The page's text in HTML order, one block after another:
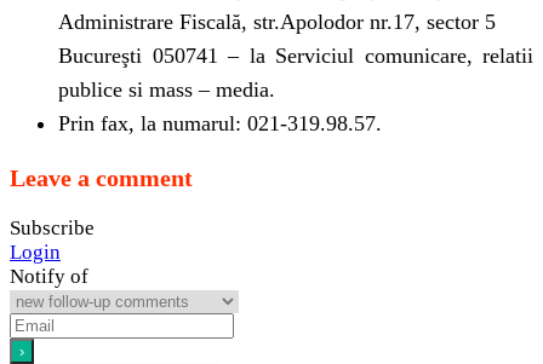
Administrare Fiscală, str.Apolodor nr.17, sector 5
Bucureşti 050741 – la Serviciul comunicare, relatii
publice si mass – media.
Prin fax, la numarul: 021-319.98.57.
Leave a comment
Subscribe
Login
Notify of